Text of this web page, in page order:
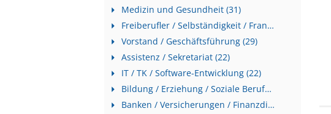
Medizin und Gesundheit (31)
Freiberufler / Selbständigkeit / Franchise (30)
Vorstand / Geschäftsführung (29)
Assistenz / Sekretariat (22)
IT / TK / Software-Entwicklung (22)
Bildung / Erziehung / Soziale Berufe (20)
Banken / Versicherungen / Finanzdienstleister (18)